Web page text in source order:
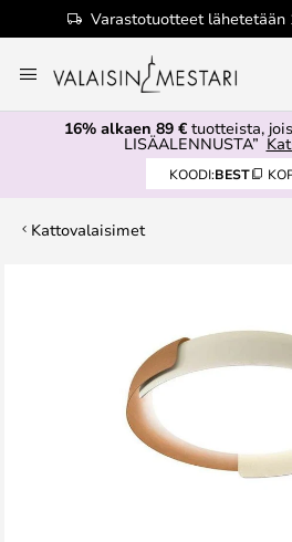
Varastotuotteet lähetetään
to
Content
16% alkaen 89 €tuotteista,
LISÄALENNUSTA”
KOODI:BEST
Kattovalaisimet